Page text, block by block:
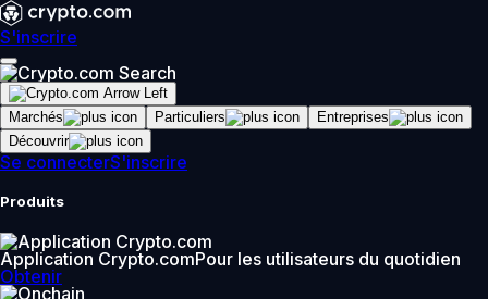
S'inscrire
Marchés Particuliers
Entreprises
Découvrir
Se connecterS'inscrire
Produits
Application Crypto.comPour les utilisateurs du quotidien
Obtenir